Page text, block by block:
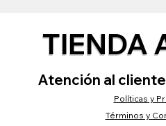
TIENDA
Atención al cliente
Políticas y
Términos y